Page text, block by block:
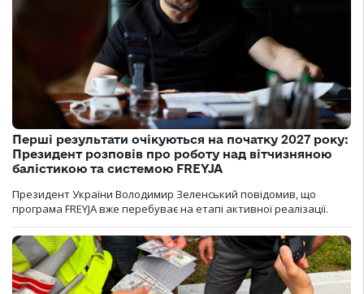
Перші результати очікуються на початку 2027 року:
Президент розповів про роботу над вітчизняною
балістикою та системою FREYJA
Президент України Володимир Зеленський повідомив, що
програма FREYJA вже перебуває на етапі активної реалізації.